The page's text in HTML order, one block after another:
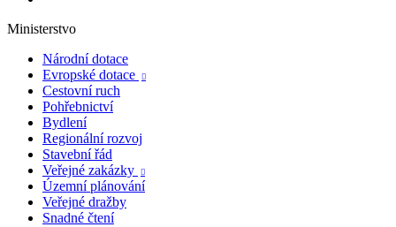
Ministerstvo
Národní dotace
Evropské dotace

Cestovní ruch
Pohřebnictví
Bydlení
Regionální rozvoj
Stavební řád
Veřejné zakázky

Územní plánování
Veřejné dražby
Snadné čtení